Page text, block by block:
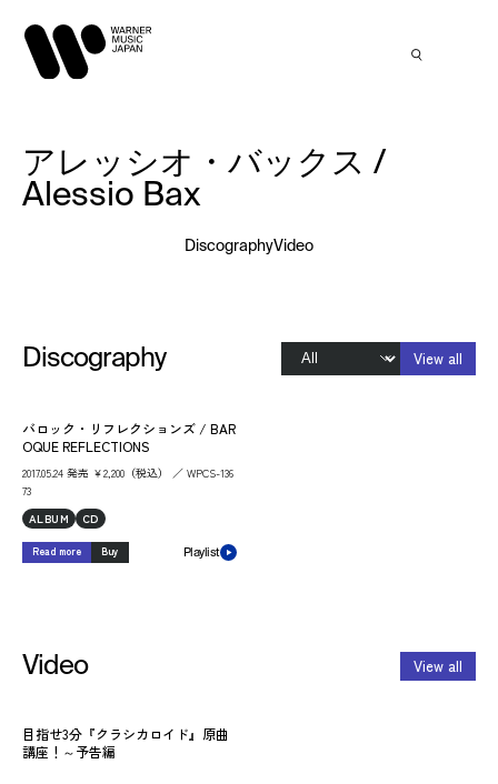
アレッシオ・バックス /
Alessio Bax
DiscographyVideo
Discography View all
バロック・リフレクションズ / BAR
OQUE REFLECTIONS
2017.05.24 発売 ￥2,200（税込） ／ WPCS-136
73
ALBUM
CD
Read more Buy Playlist
Video View all
目指せ3分『クラシカロイド』原曲
講座！～予告編